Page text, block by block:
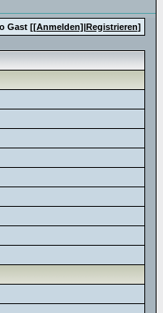
Gast [[Anmelden]|Registrieren]